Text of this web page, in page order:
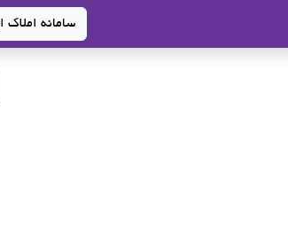
سامانه املاک